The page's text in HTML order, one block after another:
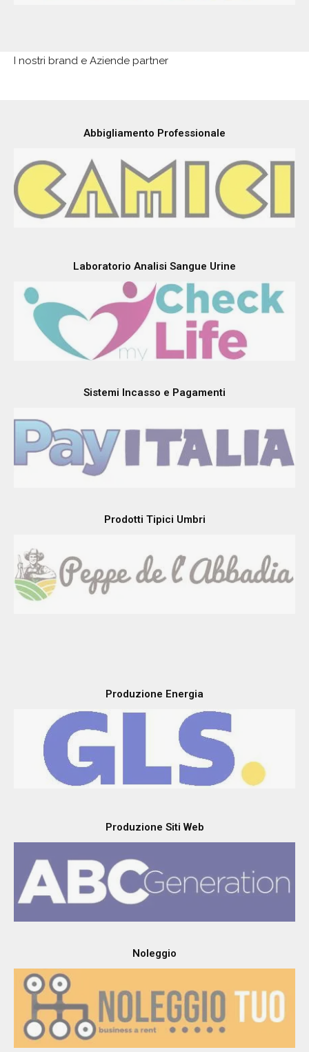
I nostri brand e Aziende partner
Abbigliamento Professionale
Laboratorio Analisi Sangue Urine
Sistemi Incasso e Pagamenti
Prodotti Tipici Umbri
Produzione Energia
Produzione Siti Web
Noleggio